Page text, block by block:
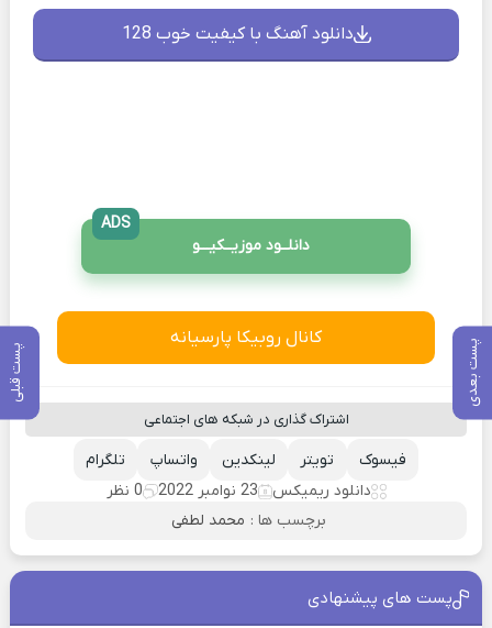
پست بعدی پست قبلی
دانلود آهنگ با کیفیت خوب 128
دانلــود موزیــکیـــو
ADS
کانال روبیکا پارسیانه
اشتراک گذاری در شبکه های اجتماعی
تلگرام واتساپ لینکدین تویتر
فیسوک
دانلود ریمیکس
23 نوامبر 2022
0 نظر
برچسب ها : محمد لطفی
پست های پیشنهادی